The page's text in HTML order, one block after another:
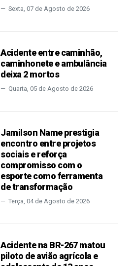
Sexta, 07 de Agosto de 2026
Acidente entre caminhão,
caminhonete e ambulância
deixa 2 mortos
Quarta, 05 de Agosto de 2026
Jamilson Name prestigia
encontro entre projetos
sociais e reforça
compromisso com o
esporte como ferramenta
de transformação
Terça, 04 de Agosto de 2026
Acidente na BR-267 matou
piloto de avião agrícola e